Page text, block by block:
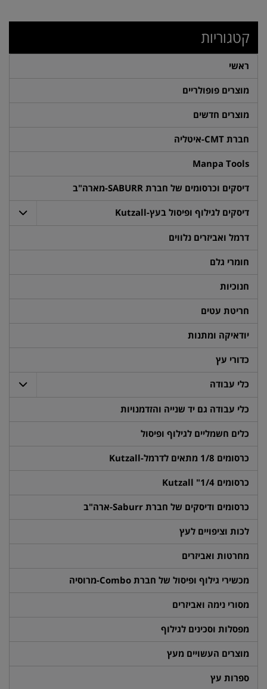
קטגוריות
ראשי
מוצרים פופולריים
מוצרים חדשים
חברת CMT-איטליה
Manpa Tools
דיסקים וכרסומים של חברת SABURR-מארה"ב
דיסקים לגילוף ופיסול בעץ-Kutzall
דרמל ואביזרים נלווים
חומרי גלם
חנוכיות
חריטת עטים
יודאיקה ומתנות
כדורי עץ
כלי עבודה
כלי עבודה גם יד שנייה והזדמנויות
כלים חשמליים לגילוף ופיסול
כרסומים 1/8 מתאים לדרמל-Kutzall
כרסומים 1/4" Kutzall
כרסומים ודיסקים של חברת Saburr-ארה"ב
לכות וציפויים לעץ
מחרטות ואביזרים
מכשירי גילוף ופיסול של חברת Combo-מרוסיה
מסורי נימה ואביזרים
מפסלות וסכינים לגילוף
מוצרים העשויים מעץ
ספרות עץ